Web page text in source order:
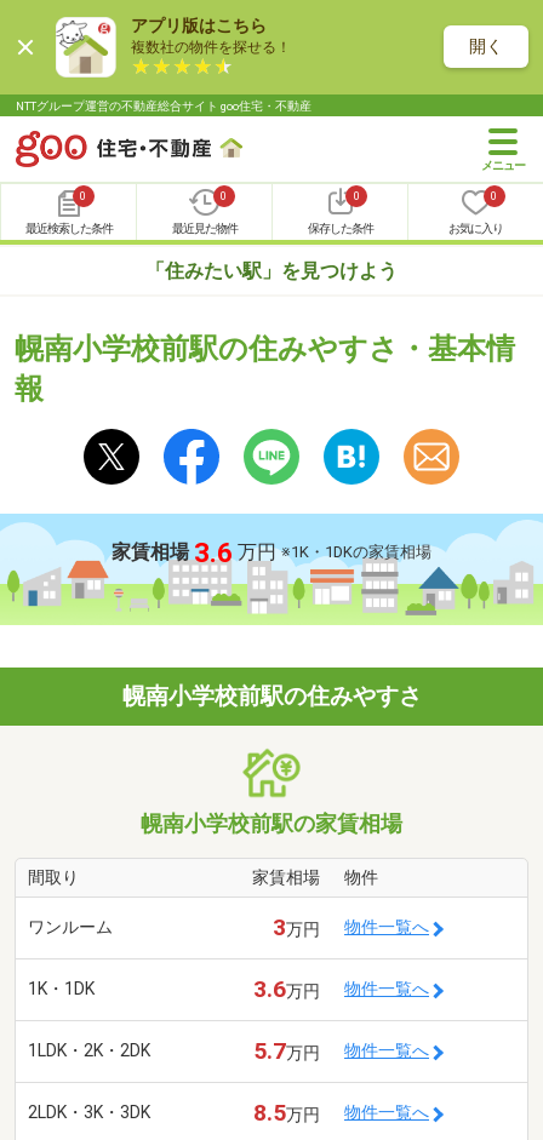
アプリ版はこちら
複数社の物件を探せる！ 開く
NTTグループ運営の不動産総合サイト goo住宅・不動産
0
最近検索した条件
0
最近見た物件
0
保存した条件
0
お気に入り
「住みたい駅」を見つけよう
幌南小学校前駅の住みやすさ・基本情
報
家賃相場 3.6 万円 ※1K・1DKの家賃相場
幌南小学校前駅の住みやすさ
幌南小学校前駅の家賃相場
間取り 家賃相場 物件
ワンルーム 3万円 物件一覧へ
1K・1DK 3.6万円 物件一覧へ
1LDK・2K・2DK 5.7万円 物件一覧へ
2LDK・3K・3DK 8.5万円 物件一覧へ